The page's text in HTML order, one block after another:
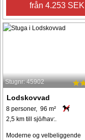
från 4.253 SEK
Stugnr: 45902
Lodskovvad
8 personer, 96 m²
2,5 km till sjö/hav:.
Moderne og velbeliggende